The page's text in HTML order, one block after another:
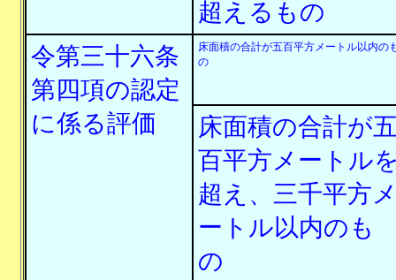
超えるもの
令第三十六条
第四項の認定
に係る評価
床面積の合計が五百平方メートル以内の
の
床面積の合計が
百平方メートル
超え、三千平方
ートル以内のも
の